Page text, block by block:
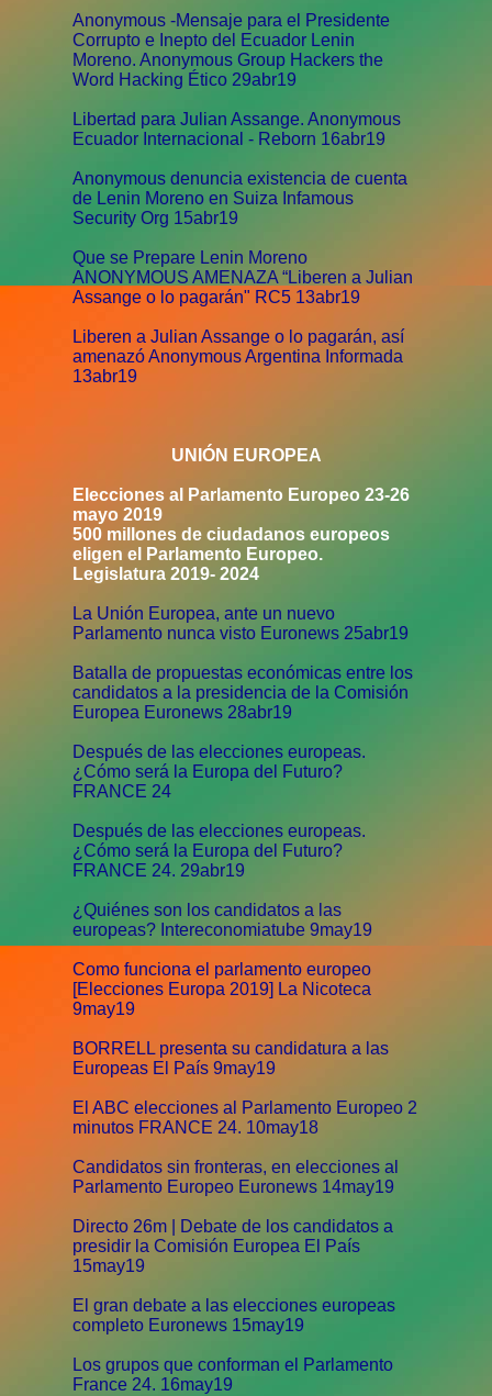
Anonymous -Mensaje para el Presidente
Corrupto e Inepto del Ecuador Lenin
Moreno. Anonymous Group Hackers the
Word Hacking Ético 29abr19
Libertad para Julian Assange. Anonymous
Ecuador Internacional - Reborn 16abr19
Anonymous denuncia existencia de cuenta
de Lenin Moreno en Suiza Infamous
Security Org 15abr19
Que se Prepare Lenin Moreno
ANONYMOUS AMENAZA “Liberen a Julian
Assange o lo pagarán" RC5 13abr19
Liberen a Julian Assange o lo pagarán, así
amenazó Anonymous Argentina Informada
13abr19
UNIÓN EUROPEA
Elecciones al Parlamento Europeo 23-26
mayo 2019
500 millones de ciudadanos europeos
eligen el Parlamento Europeo.
Legislatura 2019- 2024
La Unión Europea, ante un nuevo
Parlamento nunca visto Euronews 25abr19
Batalla de propuestas económicas entre los
candidatos a la presidencia de la Comisión
Europea Euronews 28abr19
Después de las elecciones europeas.
¿Cómo será la Europa del Futuro?
FRANCE 24
Después de las elecciones europeas.
¿Cómo será la Europa del Futuro?
FRANCE 24. 29abr19
¿Quiénes son los candidatos a las
europeas? Intereconomiatube 9may19
Como funciona el parlamento europeo
[Elecciones Europa 2019] La Nicoteca
9may19
BORRELL presenta su candidatura a las
Europeas El País 9may19
El ABC elecciones al Parlamento Europeo 2
minutos FRANCE 24. 10may18
Candidatos sin fronteras, en elecciones al
Parlamento Europeo Euronews 14may19
Directo 26m | Debate de los candidatos a
presidir la Comisión Europea El País
15may19
El gran debate a las elecciones europeas
completo Euronews 15may19
Los grupos que conforman el Parlamento
France 24. 16may19